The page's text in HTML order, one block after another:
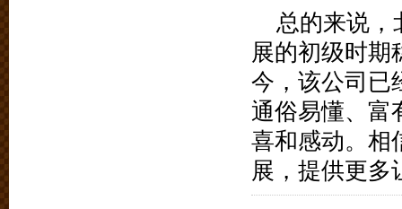
总的来说，
展的初级时期
今，该公司已
通俗易懂、富
喜和感动。相
展，提供更多